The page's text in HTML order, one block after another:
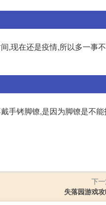
,现在还是疫情,所以多一事
手铐脚镣,是因为脚镣是不
下
失落园游戏